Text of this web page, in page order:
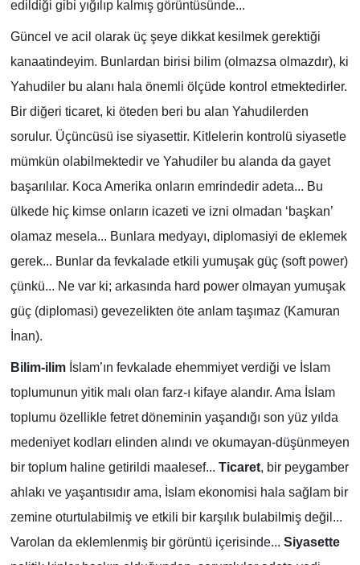
edildiği gibi yığılıp kalmış görüntüsünde...
Güncel ve acil olarak üç şeye dikkat kesilmek gerektiği
kanaatindeyim. Bunlardan birisi bilim (olmazsa olmazdır), ki
Yahudiler bu alanı hala önemli ölçüde kontrol etmektedirler.
Bir diğeri ticaret, ki öteden beri bu alan Yahudilerden
sorulur. Üçüncüsü ise siyasettir. Kitlelerin kontrolü siyasetle
mümkün olabilmektedir ve Yahudiler bu alanda da gayet
başarılılar. Koca Amerika onların emrindedir adeta... Bu
ülkede hiç kimse onların icazeti ve izni olmadan ‘başkan’
olamaz mesela... Bunlara medyayı, diplomasiyi de eklemek
gerek... Bunlar da fevkalade etkili yumuşak güç (soft power)
çünkü... Ne var ki; arkasında hard power olmayan yumuşak
güç (diplomasi) gevezelikten öte anlam taşımaz (Kamuran
İnan).
Bilim-ilimİslam’ın fevkalade ehemmiyet verdiği ve İslam
toplumunun yitik malı olan farz-ı kifaye alandır. Ama İslam
toplumu özellikle fetret döneminin yaşandığı son yüz yılda
medeniyet kodları elinden alındı ve okumayan-düşünmeyen
bir toplum haline getirildi maalesef... Ticaret, bir peygamber
ahlakı ve yaşantısıdır ama, İslam ekonomisi hala sağlam bir
zemine oturtulabilmiş ve etkili bir karşılık bulabilmiş değil...
Varolan da eklemlenmiş bir görüntü içerisinde... Siyasette